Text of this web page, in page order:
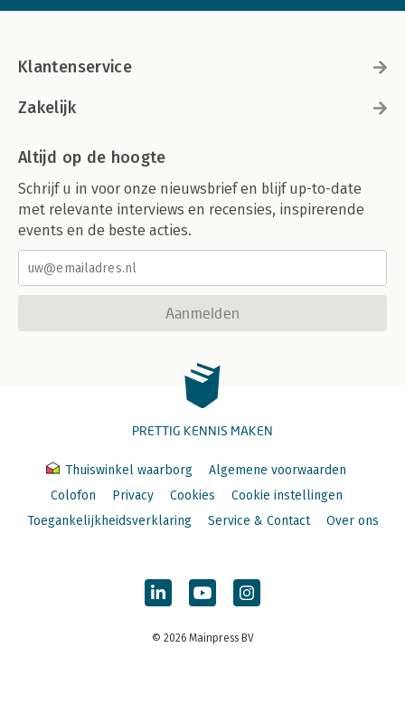
Klantenservice
Zakelijk
Altijd op de hoogte
Schrijf u in voor onze nieuwsbrief en blijf up-to-date
met relevante interviews en recensies, inspirerende
events en de beste acties.
Aanmelden
PRETTIG KENNIS MAKEN
Thuiswinkel waarborg
Algemene voorwaarden
Colofon
Privacy Cookies
Cookie instellingen
Toegankelijkheidsverklaring
Service & Contact Over ons
© 2026 Mainpress BV